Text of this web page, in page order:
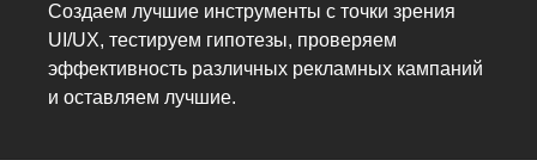
Создаем лучшие инструменты с точки зрения
UI/UX, тестируем гипотезы, проверяем
эффективность различных рекламных кампаний
и оставляем лучшие.